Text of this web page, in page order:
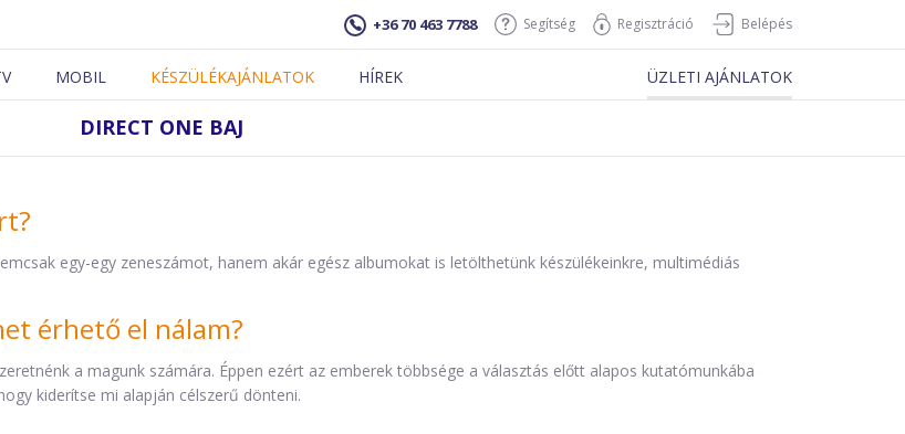
+36 70 463 7788 Segítség Regisztráció Belépés
MOBIL KÉSZÜLÉKAJÁNLATOK HÍREK ÜZLETI AJÁNLATOK
DIRECT ONE BAJ
egy-egy zeneszámot, hanem akár egész albumokat is letölthetünk készülékeinkre, multimédiás
érhető el nálam?
a magunk számára. Éppen ezért az emberek többsége a választás előtt alapos kutatómunkába
kiderítse mi alapján célszerű dönteni.